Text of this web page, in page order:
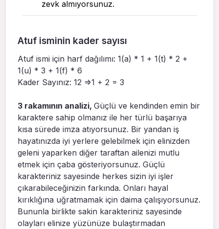
zevk almıyorsunuz.
Atuf isminin kader sayısı
Atuf ismi için harf dağılımı: 1(a) * 1 + 1(t) * 2 +
1(u) * 3 + 1(f) * 6
Kader Sayınız: 12 =>1 + 2 = 3
3 rakamının analizi, Güçlü ve kendinden emin bir
karaktere sahip olmanız ile her türlü başarıya
kısa sürede imza atıyorsunuz. Bir yandan iş
hayatınızda iyi yerlere gelebilmek için elinizden
geleni yaparken diğer taraftan ailenizi mutlu
etmek için çaba gösteriyorsunuz. Güçlü
karakteriniz sayesinde herkes sizin iyi işler
çıkarabileceğinizin farkında. Onları hayal
kırıklığına uğratmamak için daima çalışıyorsunuz.
Bununla birlikte sakin karakteriniz sayesinde
olayları elinize yüzünüze bulaştırmadan